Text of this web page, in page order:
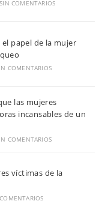
SIN COMENTARIOS
el papel de la mujer
COMENTARIOS
las mujeres
incansables de un
COMENTARIOS
víctimas de la